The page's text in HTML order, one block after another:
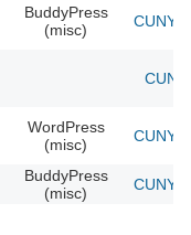
BuddyPress
(misc)
CUNY
WordPress
(misc)
CUNY
BuddyPress
(misc)
CUNY